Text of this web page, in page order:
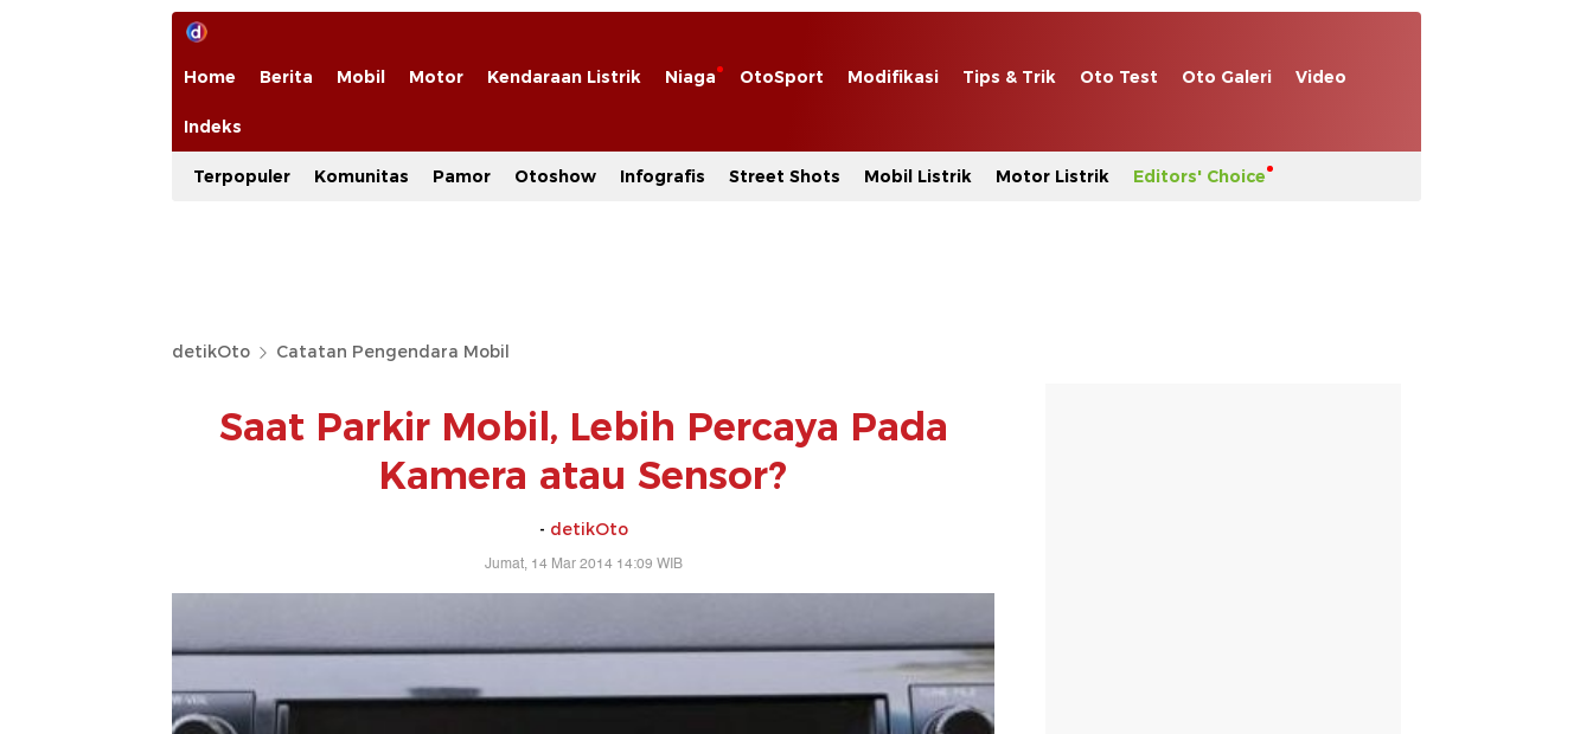
Home Berita Mobil Motor Kendaraan Listrik Niaga OtoSport Modifikasi Tips & Trik Oto Test Oto Galeri Video
Indeks
Terpopuler Komunitas Pamor Otoshow Infografis Street Shots Mobil Listrik Motor Listrik Editors' Choice
detikOto Catatan Pengendara Mobil
Saat Parkir Mobil, Lebih Percaya Pada
Kamera atau Sensor?
- detikOto
Jumat, 14 Mar 2014 14:09 WIB